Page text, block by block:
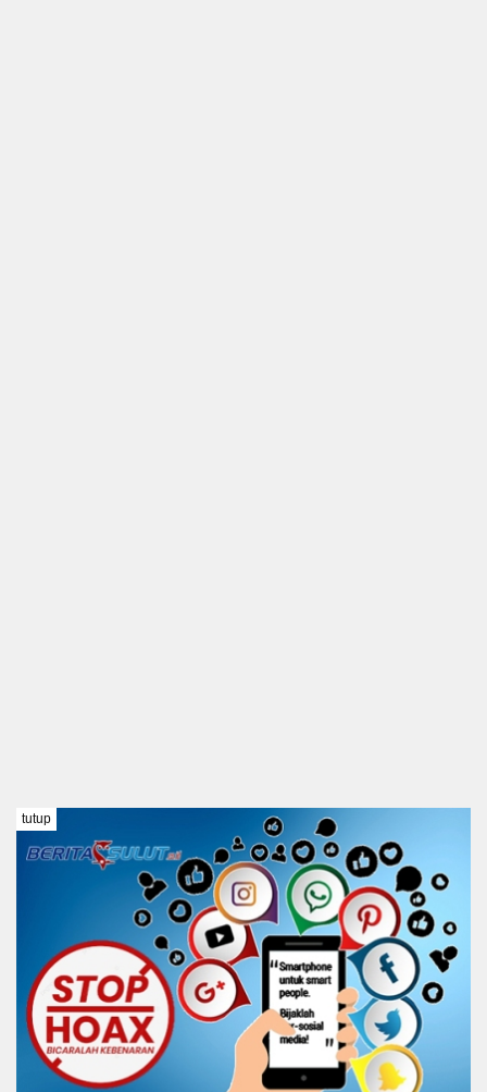
TENTANG KAMI REDAKSI
DISCLAIMER
PEDOMAN MEDIA SIBER
KODE ETIK
tutup